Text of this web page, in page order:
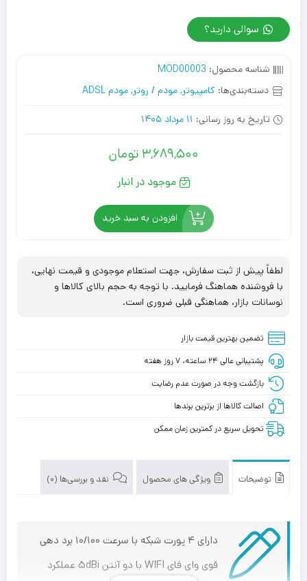
سوالی دارید؟
شناسه محصول: MOD00003
دسته‌بندی‌ها: کامپیوتر, مودم / روتر, مودم ADSL
تاریخ به روز رسانی: 11 مرداد 1405
3,689,500 تومان
موجود در انبار
افزودن به سبد خرید
لطفاً پیش از ثبت سفارش، جهت استعلام موجودی و قیمت نهایی،
با فروشنده هماهنگ فرمایید. با توجه به حجم بالای کالاها و
نوسانات بازار، هماهنگی قبلی ضروری است.
تضمین بهترین قیمت بازار
پشتیبانی عالی ۲۴ ساعته، ۷ روز هفته
بازگشت وجه در صورت عدم رضایت
اصالت کالاها از برترین برندها
تحویل سریع در کمترین زمان ممکن
توضیحات ویژگی های محصول نقد و بررسی‌ها (0)
دارای ۴ پورت شبکه با سرعت ۱۰/۱۰۰ برد دهی
قوی وای فای WIFI با دو آنتن ۵dBi عملکرد